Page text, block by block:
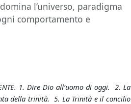
l’universo, paradigma
comportamento e
1. Dire Dio all’uomo di oggi. 2. La
della trinità. 5. La Trinità e il concilio